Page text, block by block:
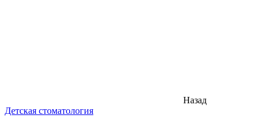
Назад
Детская стоматология